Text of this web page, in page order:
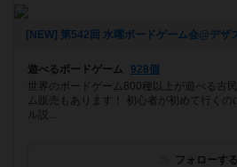
遊べるボードゲーム
928個
世界のボードゲーム800種以上が遊べる古
ム販売もあります！ 初心者が初めて行く
ル説...
フォローする